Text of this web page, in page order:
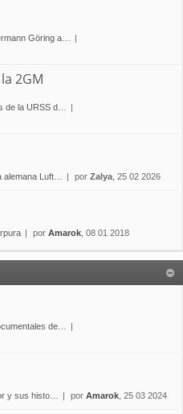
Göring a…
2GM
de la URSS d…
alemana Luft… por Zalya , 25 02 2026
por Amarok , 08 01 2018
de…
y sus histo… por Amarok , 25 03 2024